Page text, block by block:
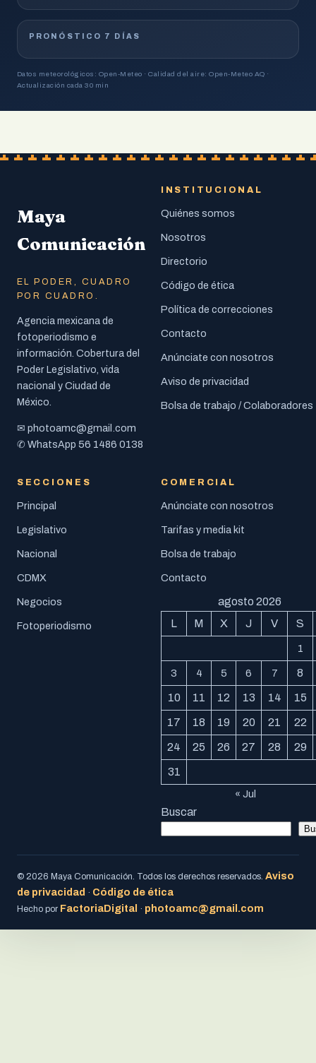
PRONÓSTICO 7 DÍAS
Datos meteorológicos: Open-Meteo · Calidad del aire: Open-Meteo AQ ·
Actualización cada 30 min
Maya
Comunicación
EL PODER, CUADRO
POR CUADRO.
Agencia mexicana de
fotoperiodismo e
información. Cobertura del
Poder Legislativo, vida
nacional y Ciudad de
México.
✉ photoamc@gmail.com
✆ WhatsApp 56 1486 0138
INSTITUCIONAL
Quiénes somos
Nosotros
Directorio
Código de ética
Política de correcciones
Contacto
Anúnciate con nosotros
Aviso de privacidad
Bolsa de trabajo / Colaboradores
SECCIONES
Principal
Legislativo
Nacional
CDMX
Negocios
Fotoperiodismo
COMERCIAL
Anúnciate con nosotros
Tarifas y media kit
Bolsa de trabajo
Contacto
agosto 2026
L
M X J V S
1
3 4 5 6 7 8
10 11 12 13 14 15
17 18 19 20 21 22
24 25 26 27 28 29
31
« Jul
Buscar
© 2026 Maya Comunicación. Todos los derechos reservados. Aviso
de privacidad · Código de ética
Hecho por FactoriaDigital · photoamc@gmail.com